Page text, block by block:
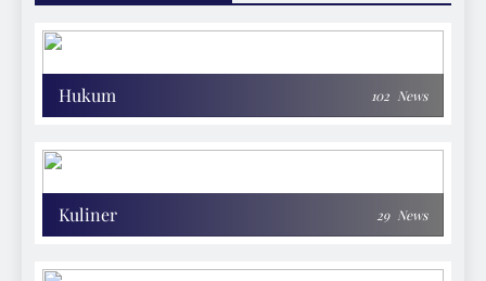
Hukum 102 News
Kuliner 29 News